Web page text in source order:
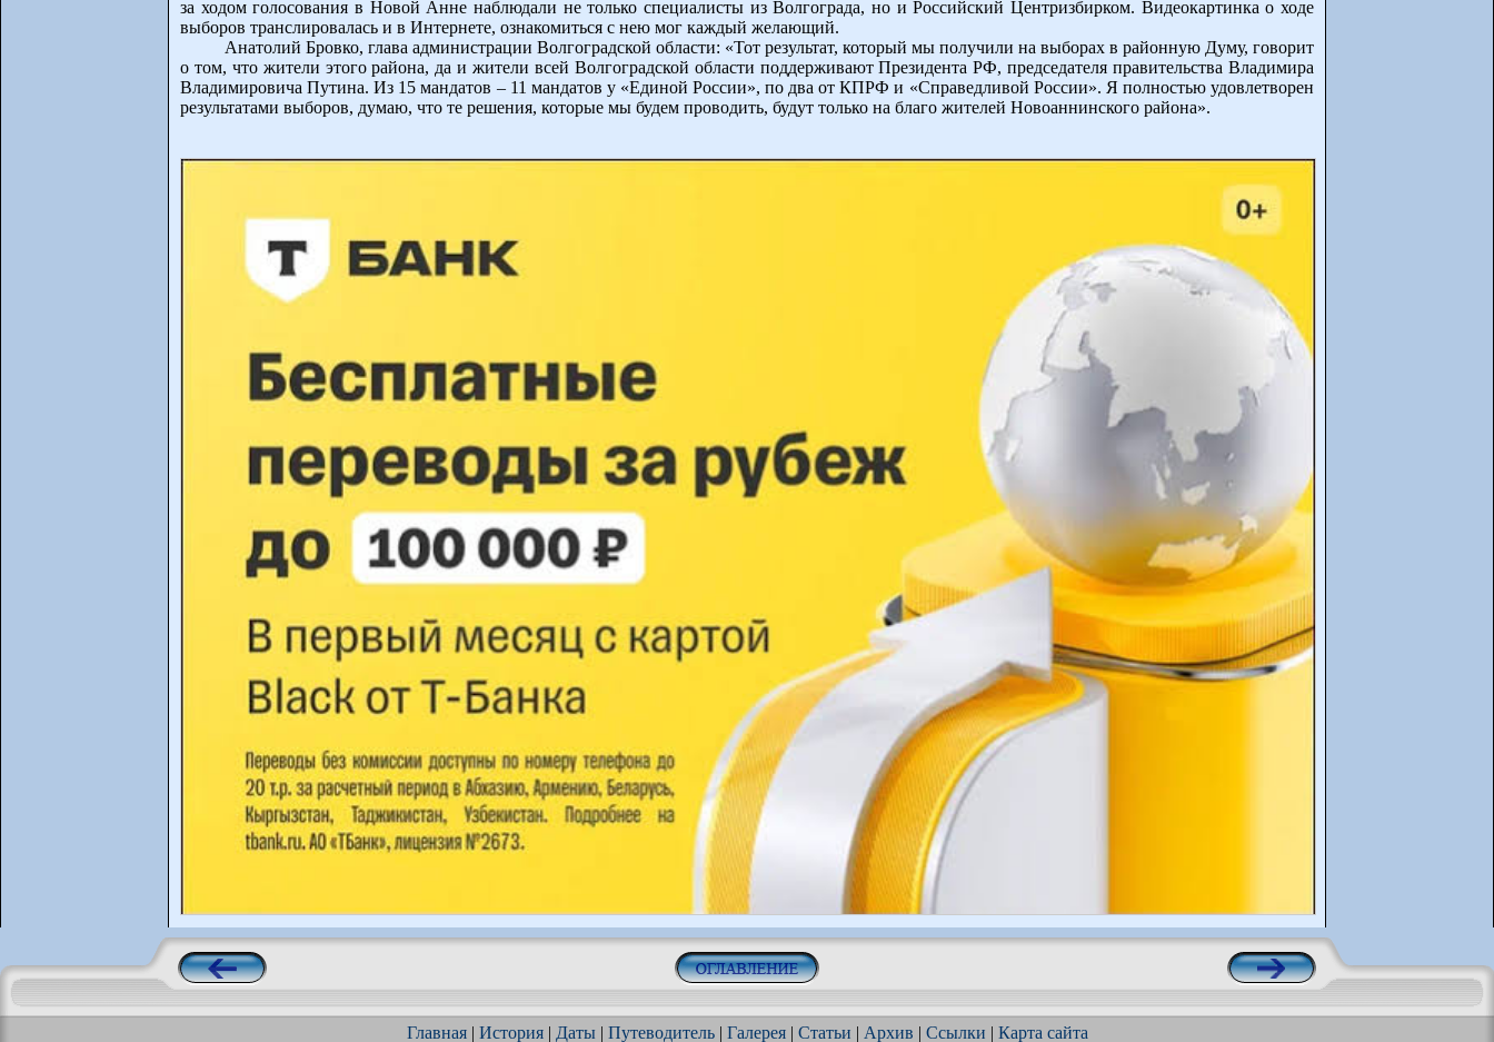
за ходом голосования в Новой Анне наблюдали не только специалисты из Волгограда, но и Российский Центризбирком. Видеокартинка о ходе
выборов транслировалась и в Интернете, ознакомиться с нею мог каждый желающий.
Анатолий Бровко, глава администрации Волгоградской области: «Тот результат, который мы получили на выборах в районную Думу, говорит
о том, что жители этого района, да и жители всей Волгоградской области поддерживают Президента РФ, председателя правительства Владимира
Владимировича Путина. Из 15 мандатов – 11 мандатов у «Единой России», по два от КПРФ и «Справедливой России». Я полностью удовлетворен
результатами выборов, думаю, что те решения, которые мы будем проводить, будут только на благо жителей Новоаннинского района».
Главная| История| Даты| Путеводитель| Галерея| Статьи | Архив | Ссылки | Карта сайта